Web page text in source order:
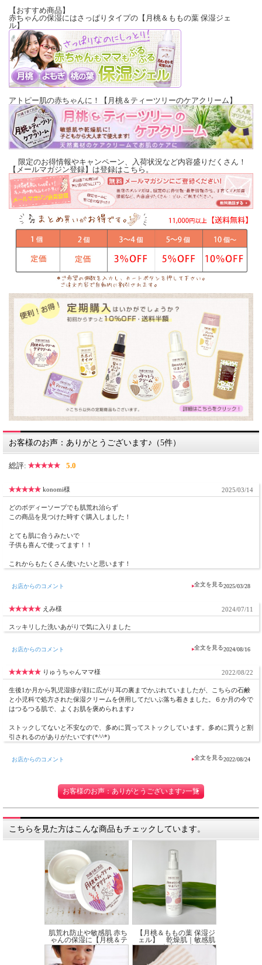
【重量】
100g
【全成分】
石鹸素地（ヤシ油、パーム油、オリーブ油、ひまわり油、水、水酸化Ｎａ）、 グ
リセリン、久米島海洋深層水ミネラル、月桃粉末、ヨモギ粉末・フェンネル精油、
月桃精油
※お肌にやさしい天然由来の成分で作られております。そのため、製品の色や香り
※予告なくボトルやパッケージが変更になる場合がございます。ご了承ください。
【おすすめ商品】
赤ちゃんの保湿にはさっぱりタイプの 【月桃＆ももの葉 保湿ジェ
ル】
アトピー肌の赤ちゃんに！【月桃＆ティーツリーのケアクリーム】
限定のお得情報やキャンペーン、入荷状況など内容盛りだくさん！
【メールマガジン登録】は登録はこちら。
お客様のお声：ありがとうございます♪（5件）
総評: 5.0
konomi様 2025/03/14
どのボディーソープでも肌荒れ治らず
この商品を見つけた時すぐ購入しました！
とても肌に合うみたいで
子供も喜んで使ってます！！
これからもたくさん使いたいと思います！
お店からのコメント 2025/03/28
えみ様 2024/07/11
スッキリした洗いあがりで気に入りました
お店からのコメント 2024/08/16
りゅうちゃんママ様 2022/08/22
生後1か月から乳児湿疹が顔に広がり耳の裏までかぶれていましたが、こちらの石鹸
と小児科で処方された保湿クリームを併用してだいぶ落ち着きました。６か月の今で
はつるつる肌で、よくお肌を褒められます♪
ストックしてないと不安なので、多めに買ってストックしています。多めに買うと割
引されるのがありがたいです(*^^*)
お店からのコメント 2022/08/24
お客様のお声：ありがとうございます♪一覧
こちらを見た方はこんな商品もチェックしています。
肌荒れ防止や敏感肌 赤ち
ゃんの保湿に【月桃＆テ
ィーツリーのケ...
価格:2,970円(税込)
【月桃＆ももの葉 保湿ジ
ェル】 乾燥肌｜敏感肌
｜赤ちゃんにも...
価格:2,970円(税込)